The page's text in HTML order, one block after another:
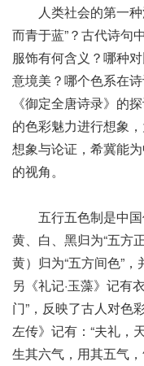
人类社会的第一种
而青于蓝”？古代诗句
服饰有何含义？哪种
意境美？哪个色系在
《御定全唐诗录》的
的色彩魅力进行想象
想象与论证，希冀能
的视角。
五行五色制是中国
黄、白、黑归为“五方
黄）归为“五方间色”，
另《礼记·玉藻》记有
门”，反映了古人对色
左传》记有：“夫礼
生其六气，用其五气